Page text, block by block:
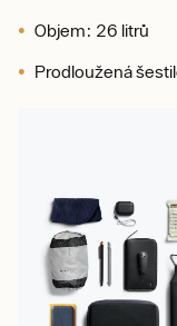
Objem: 26 litrů
Prodloužená